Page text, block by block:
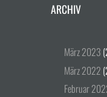
ARCHIV
März2023
März2022
Februar